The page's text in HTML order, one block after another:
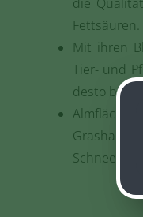
Mit ihren
Tier- und
desto